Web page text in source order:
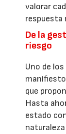
valorar
respuesta
De la
riesgo
Uno de
que
Hasta
estado